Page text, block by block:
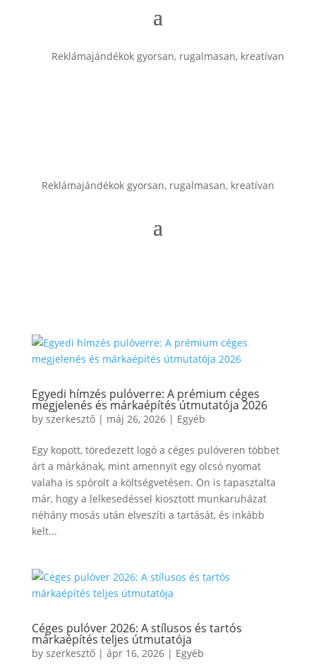
Reklámajándékok gyorsan, rugalmasan, kreatívan
Reklámajándékok gyorsan, rugalmasan, kreatívan
Egyedi hímzés pulóverre: A prémium céges
megjelenés és márkaépítés útmutatója 2026
by szerkesztő| máj 26, 2026| Egyéb
Egy kopott, töredezett logó a céges pulóveren többet
árt a márkának, mint amennyit egy olcsó nyomat
valaha is spórolt a költségvetésen. Ön is tapasztalta
már, hogy a lelkesedéssel kiosztott munkaruházat
néhány mosás után elveszíti a tartását, és inkább
kelt...
Céges pulóver 2026: A stílusos és tartós
márkaépítés teljes útmutatója
by szerkesztő| ápr 16, 2026| Egyéb